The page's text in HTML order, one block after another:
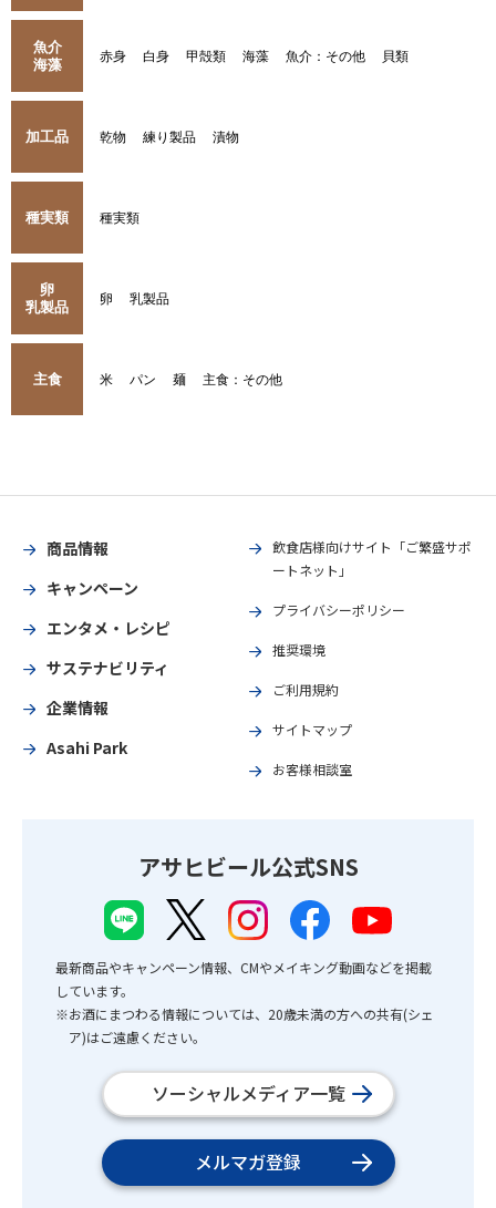
魚介
海藻
赤身 白身 甲殻類 海藻 魚介：その他 貝類
加工品 乾物 練り製品 漬物
種実類 種実類
卵
乳製品
卵 乳製品
主食 米 パン 麺 主食：その他
商品情報
キャンペーン
エンタメ・レシピ
サステナビリティ
企業情報
Asahi Park
飲食店様向けサイト「ご繁盛サポ
ートネット」
プライバシーポリシー
推奨環境
ご利用規約
サイトマップ
お客様相談室
アサヒビール公式SNS
最新商品やキャンペーン情報、CMやメイキング動画などを掲載
しています。
※お酒にまつわる情報については、20歳未満の方への共有(シェ
ア)はご遠慮ください。
ソーシャルメディア一覧
メルマガ登録